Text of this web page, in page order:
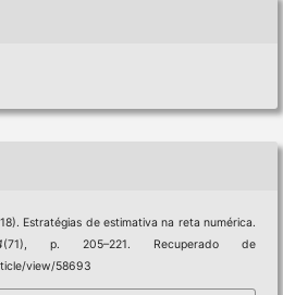
Estratégias de estimativa na reta numérica.
(71), p. 205–221. Recuperado de
view/58693